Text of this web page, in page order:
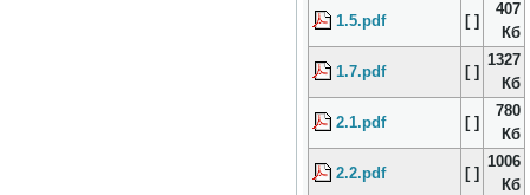
1.5.pdf [ ]
407
Кб
1.7.pdf [ ]
1327
Кб
2.1.pdf [ ]
780
Кб
2.2.pdf [ ]
1006
Кб